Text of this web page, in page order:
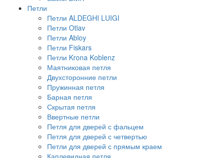
Петли
Петли ALDEGHI LUIGI
Петли Otlav
Петли Abloy
Петли Fiskars
Петли Krona Koblenz
Маятниковая петля
Двухсторонние петли
Пружинная петля
Барная петля
Скрытая петля
Ввертные петли
Петля для дверей с фальцем
Петля для дверей с четвертью
Петли для дверей с прямым краем
Каплевидная петля